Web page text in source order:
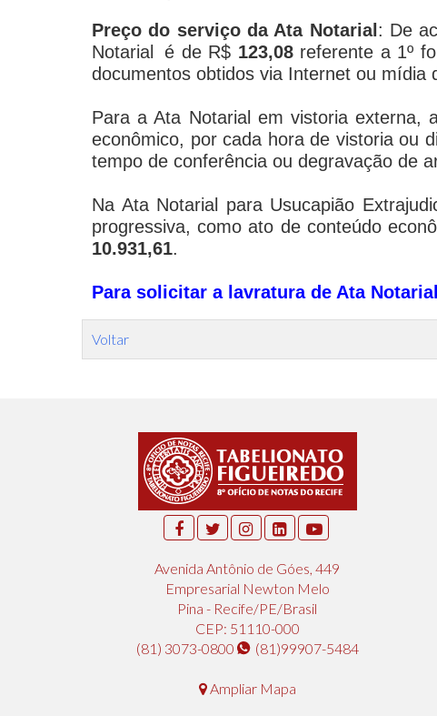
Preço do serviço da Ata Notarial : De
Notarial
é de R$ 123,08referente a 1º
documentos obtidos via Internet ou mídia
Para a Ata Notarial em vistoria externa,
econômico, por cada hora de vistoria ou
tempo de conferência ou degravação de
Na Ata Notarial para Usucapião
progressiva, como ato de conteúdo
10.931,61.
Para solicitar a lavratura de Ata
Voltar
Avenida Antônio de Góes, 449
Empresarial Newton Melo
Pina - Recife/PE/Brasil
CEP: 51110-000
(81) 3073-0800
(81)99907-5484
Ampliar Mapa